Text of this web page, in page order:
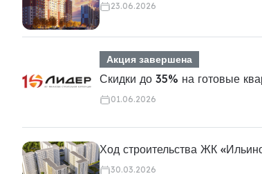
23.06.2026
Акция завершена
Скидки до 35% на готовые
01.06.2026
Ход строительства ЖК
30.03.2026